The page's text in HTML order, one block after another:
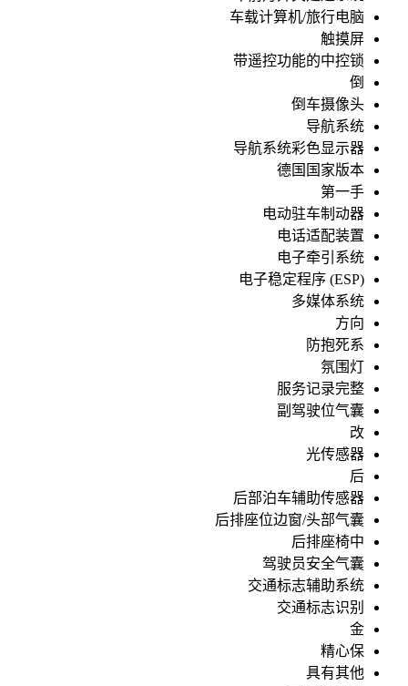
车载计算机/旅行电脑
触摸屏
带遥控功能的中控锁
倒
倒车摄像头
导航系统
导航系统彩色显示器
德国国家版本
第一手
电动驻车制动器
电话适配装置
电子牵引系统
电子稳定程序 (ESP)
多媒体系统
方向
防抱死系
氛围灯
服务记录完整
副驾驶位气囊
改
光传感器
后
后部泊车辅助传感器
后排座位边窗/头部气囊
后排座椅中
驾驶员安全气囊
交通标志辅助系统
交通标志识别
金
精心保
具有其他